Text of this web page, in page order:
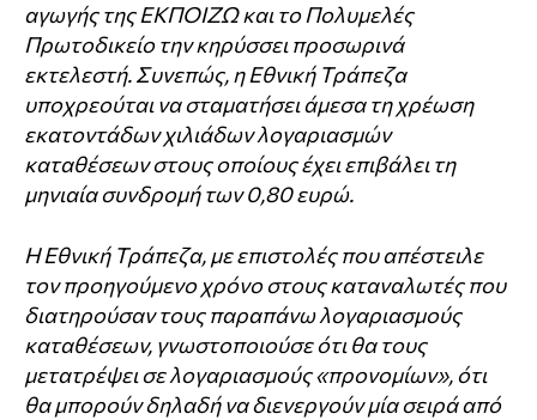
αγωγής της ΕΚΠΟΙΖΩ και το Πολυμελές
Πρωτοδικείο την κηρύσσει προσωρινά
εκτελεστή. Συνεπώς, η Εθνική Τράπεζα
υποχρεούται να σταματήσει άμεσα τη χρέωση
εκατοντάδων χιλιάδων λογαριασμών
καταθέσεων στους οποίους έχει επιβάλει τη
μηνιαία συνδρομή των 0,80 ευρώ.
Η Εθνική Τράπεζα, με επιστολές που απέστειλε
τον προηγούμενο χρόνο στους καταναλωτές που
διατηρούσαν τους παραπάνω λογαριασμούς
καταθέσεων, γνωστοποιούσε ότι θα τους
μετατρέψει σε λογαριασμούς «προνομίων», ότι
θα μπορούν δηλαδή να διενεργούν μία σειρά από